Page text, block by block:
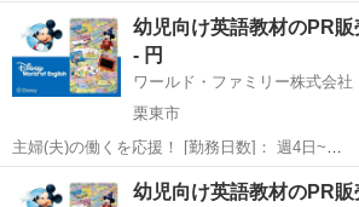
幼児向け英語教材のPR販
- 円
ワールド・ファミリー株式会社
栗東市
主婦(夫)の働くを応援！ [勤務日数]： 週4日~
10:00~17:00/10:00~16:00/10:00~15:00/09:30~14:00 [勤務地・
駅]： 滋賀県栗東市 ※勤務エリア選択可 ワール
栗東市 営業
幼児向け英語教材のPR販